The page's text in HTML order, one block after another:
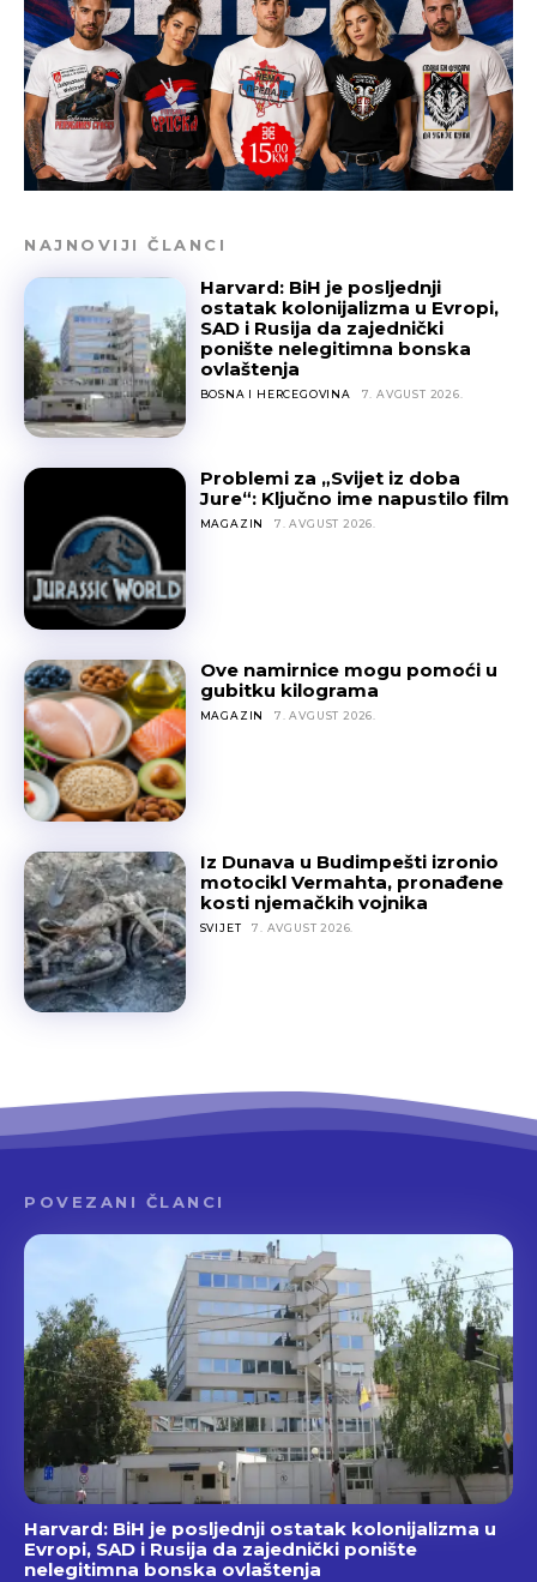
NAJNOVIJI ČLANCI
Harvard: BiH je posljednji
ostatak kolonijalizma u Evropi,
SAD i Rusija da zajednički
ponište nelegitimna bonska
ovlaštenja
BOSNA I HERCEGOVINA 7. AVGUST 2026.
Problemi za „Svijet iz doba
Jure“: Ključno ime napustilo film
MAGAZIN 7. AVGUST 2026.
Ove namirnice mogu pomoći u
gubitku kilograma
MAGAZIN 7. AVGUST 2026.
Iz Dunava u Budimpešti izronio
motocikl Vermahta, pronađene
kosti njemačkih vojnika
SVIJET 7. AVGUST 2026.
POVEZANI ČLANCI
Harvard: BiH je posljednji ostatak kolonijalizma u
Evropi, SAD i Rusija da zajednički ponište
nelegitimna bonska ovlaštenja